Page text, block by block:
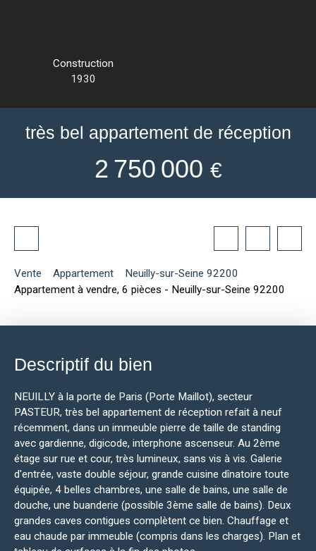
Construction
1930
très bel appartement de réception
2 750 000 €
Vente Appartement
Neuilly-sur-Seine 92200
Appartement à vendre, 6 pièces - Neuilly-sur-Seine 92200
Descriptif du bien
NEUILLY à la porte de Paris (Porte Maillot), secteur
PASTEUR, très bel appartement de réception refait à neuf
récemment, dans un immeuble pierre de taille de standing
avec gardienne, digicode, interphone ascenseur. Au 2ème
étage sur rue et cour, très lumineux, sans vis à vis. Galerie
d'entrée, vaste double séjour, grande cuisine dînatoire toute
équipée, 4 belles chambres, une salle de bains, une salle de
douche, une buanderie (possible 3ème salle de bains). Deux
grandes caves contigues complètent ce bien. Chauffage et
eau chaude par immeuble (compris dans les charges). Plan et